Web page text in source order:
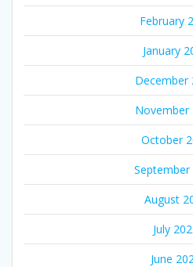
February
January
December
November
October
September
August
July
June